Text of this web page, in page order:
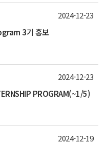
3기 홍보
2024-12-23
PROGRAM(~1/5)
2024-12-23
2024-12-19